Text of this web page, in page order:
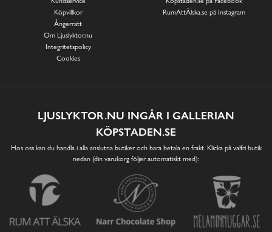
Köpvillkor
Ångerrätt
Om Ljuslyktor.nu
Integritetspolicy
Cookies
RumAttÄlska.se på Instagram
LJUSLYKTOR.NU INGÅR I GALLERIAN
KÖPSTADEN.SE
Hos oss kan du handla i alla anslutna butiker och bara betala en frakt. Klicka på valfri butik
nedan (din varukorg följer automatiskt med):